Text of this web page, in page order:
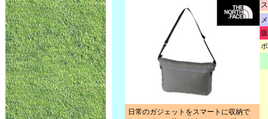
日常のガジェットをスマートに収納で